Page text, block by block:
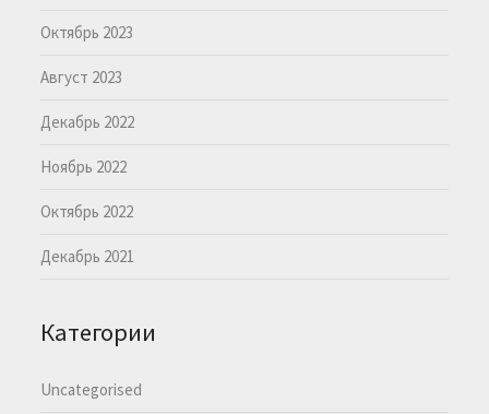
Октябрь 2023
Август 2023
Декабрь 2022
Ноябрь 2022
Октябрь 2022
Декабрь 2021
Категории
Uncategorised